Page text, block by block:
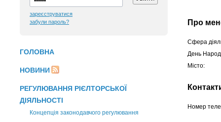
зареєструватися
забули пароль?
ГОЛОВНА
НОВИНИ
РЕГУЛЮВАННЯ РІЄЛТОРСЬКОЇ
ДІЯЛЬНОСТІ
Концепція законодавчого регулювання
Про
Сфера
День
Місто:
Номер